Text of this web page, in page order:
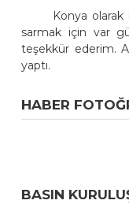
Konya olarak
sarmak için var
teşekkür ederim.
yaptı.
HABER
BASIN